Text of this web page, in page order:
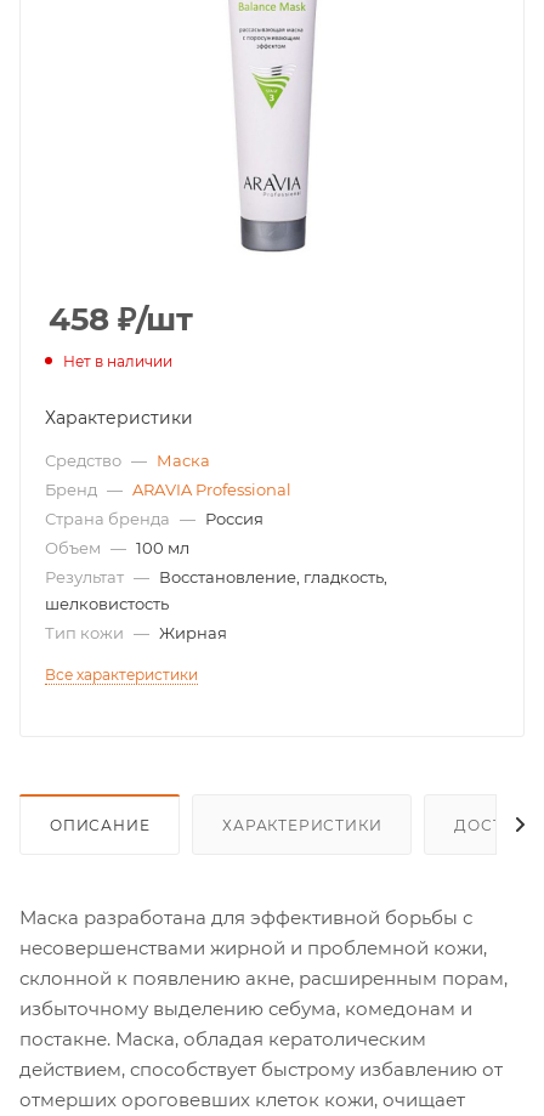
458 ₽/шт
Нет в наличии
Характеристики
Средство — Маска
Бренд — ARAVIA Professional
Страна бренда — Россия
Объем — 100 мл
Результат — Восстановление, гладкость,
шелковистость
Тип кожи — Жирная
Все характеристики
ОПИСАНИЕ ХАРАКТЕРИСТИКИ
Маска разработана для эффективной борьбы с
несовершенствами жирной и проблемной кожи,
склонной к появлению акне, расширенным порам,
избыточному выделению себума, комедонам и
постакне. Маска, обладая кератолическим
действием, способствует быстрому избавлению от
отмерших ороговевших клеток кожи, очищает